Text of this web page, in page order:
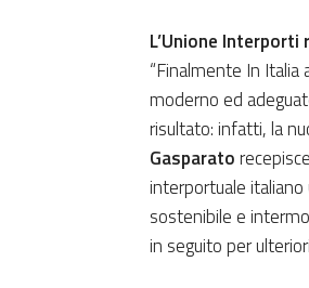
L’Unione
“Finalmente In
moderno ed
risultato: infatti, la
Gasparato
interportuale
sostenibile e
in seguito per